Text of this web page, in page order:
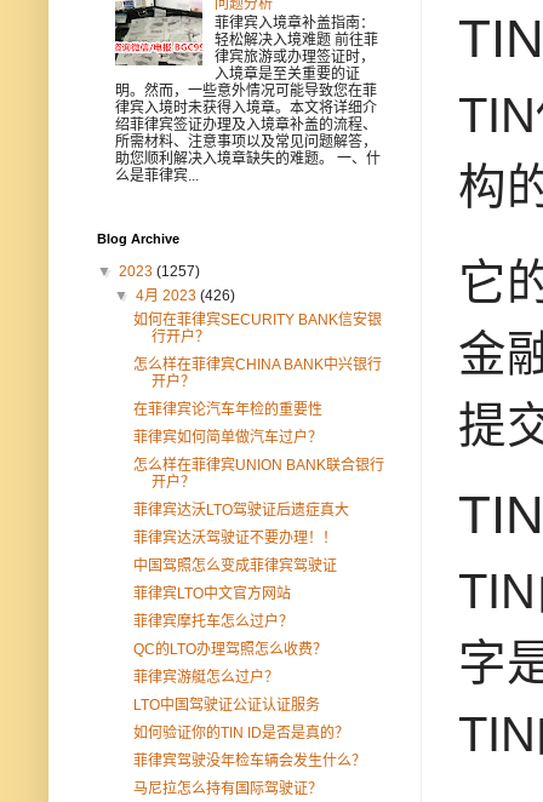
构
它
金
提
字
菲律宾入境章补盖指南：
轻松解决入境难题 前往菲
律宾旅游或办理签证时，
入境章是至关重要的证
明。然而，一些意外情况可能导致您在菲
律宾入境时未获得入境章。本文将详细介
绍菲律宾签证办理及入境章补盖的流程、
所需材料、注意事项以及常见问题解答，
助您顺利解决入境章缺失的难题。 一、什
么是菲律宾...
Blog Archive
▼ 2023 (1257)
▼4月 2023(426)
如何在菲律宾SECURITY BANK信安银
行开户？
怎么样在菲律宾CHINA BANK中兴银行
开户？
在菲律宾论汽车年检的重要性
菲律宾如何简单做汽车过户？
怎么样在菲律宾UNION BANK联合银行
开户？
菲律宾达沃LTO驾驶证后遗症真大
菲律宾达沃驾驶证不要办理！！
中国驾照怎么变成菲律宾驾驶证
菲律宾LTO中文官方网站
菲律宾摩托车怎么过户？
QC的LTO办理驾照怎么收费？
菲律宾游艇怎么过户？
LTO中国驾驶证公证认证服务
如何验证你的TIN ID是否是真的？
菲律宾驾驶没年检车辆会发生什么？
马尼拉怎么持有国际驾驶证？